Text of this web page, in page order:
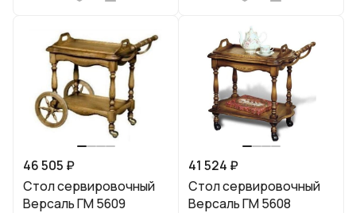
46 505 ₽
Стол сервировочный
Версаль ГМ 5609
41 524 ₽
Стол сервировочный
Версаль ГМ 5608